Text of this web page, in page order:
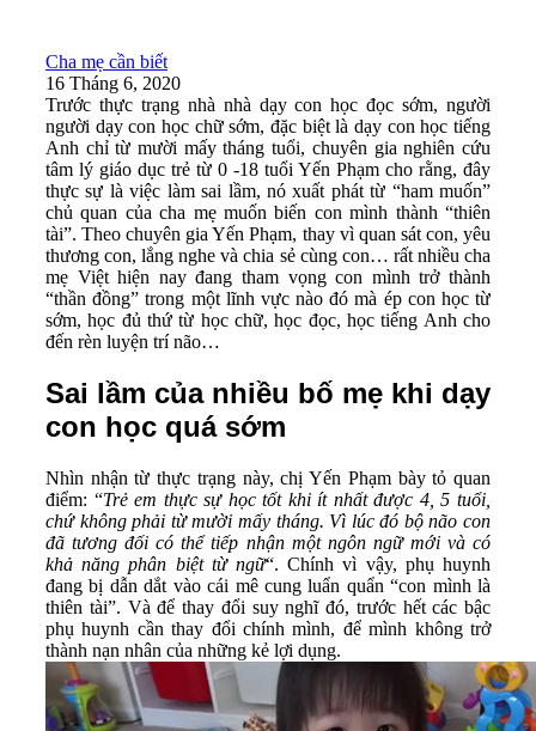
Cha mẹ cần biết
16 Tháng 6, 2020
Trước thực trạng nhà nhà dạy con học đọc sớm, người
người dạy con học chữ sớm, đặc biệt là dạy con học tiếng
Anh chỉ từ mười mấy tháng tuổi, chuyên gia nghiên cứu
tâm lý giáo dục trẻ từ 0 -18 tuổi Yến Phạm cho rằng, đây
thực sự là việc làm sai lầm, nó xuất phát từ “ham muốn”
chủ quan của cha mẹ muốn biến con mình thành “thiên
tài”. Theo chuyên gia Yến Phạm, thay vì quan sát con, yêu
thương con, lắng nghe và chia sẻ cùng con… rất nhiều cha
mẹ Việt hiện nay đang tham vọng con mình trở thành
“thần đồng” trong một lĩnh vực nào đó mà ép con học từ
sớm, học đủ thứ từ học chữ, học đọc, học tiếng Anh cho
đến rèn luyện trí não…
Sai lầm của nhiều bố mẹ khi dạy
con học quá sớm
Nhìn nhận từ thực trạng này, chị Yến Phạm bày tỏ quan
điểm: “Trẻ em thực sự học tốt khi ít nhất được 4, 5 tuổi,
chứ không phải từ mười mấy tháng. Vì lúc đó bộ não con
đã tương đối có thể tiếp nhận một ngôn ngữ mới và có
khả năng phân biệt từ ngữ“. Chính vì vậy, phụ huynh
đang bị dẫn dắt vào cái mê cung luẩn quẩn “con mình là
thiên tài”. Và để thay đổi suy nghĩ đó, trước hết các bậc
phụ huynh cần thay đổi chính mình, để mình không trở
thành nạn nhân của những kẻ lợi dụng.